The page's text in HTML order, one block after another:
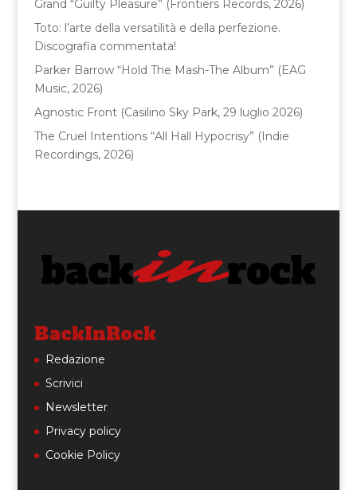
k
Grand “Guilty Pleasure” (Frontiers Records, 2026)
Toto: l’arte della versatilità e della perfezione.
Discografia commentata!
Parker Barrow “Hold The Mash-The Album” (EAG
Music, 2026)
Agnostic Front (Casilino Sky Park, 29 luglio 2026)
The Cruel Intentions “All Hall Hypocrisy” (Indie
Recordings, 2026)
BackInRock
Redazione
Scrivici
Newsletter
Privacy policy
Cookie Policy